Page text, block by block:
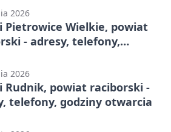
2026
Pietrowice Wielkie, powiat
- adresy, telefony,
2026
Rudnik, powiat raciborski -
telefony, godziny otwarcia